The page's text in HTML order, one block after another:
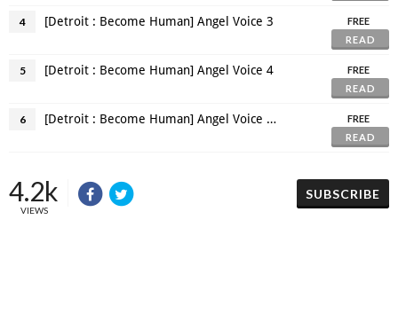
4 [Detroit : Become Human] Angel Voice 3
FREE
READ
5 [Detroit : Become Human] Angel Voice 4
FREE
READ
6 [Detroit : Become Human] Angel Voice 5 [END]
FREE
READ
4.2k
VIEWS
SUBSCRIBE